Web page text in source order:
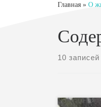
Главная » О
10 записей